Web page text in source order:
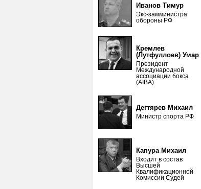
Иванов Тимур
Экс-замминистра
обороны РФ
Кремлев
(Лутфуллоев) Умар
Президент
Международной
ассоциации бокса
(AIBA)
Дегтярев Михаил
Министр спорта РФ
Капура Михаил
Входит в состав
Высшей
Квалификационной
Комиссии Судей